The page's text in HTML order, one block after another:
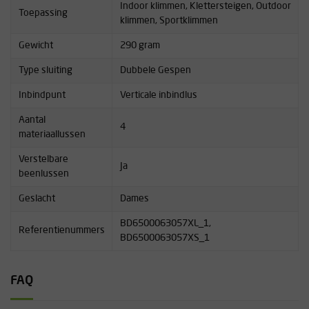
Toepassing
Indoor klimmen, Klettersteigen, Outdoor
klimmen, Sportklimmen
Gewicht 290 gram
Type sluiting Dubbele Gespen
Inbindpunt Verticale inbindlus
Aantal
materiaallussen
4
Verstelbare
beenlussen
Ja
Geslacht Dames
Referentienummers
BD6500063057XL_1,
BD6500063057XS_1
FAQ